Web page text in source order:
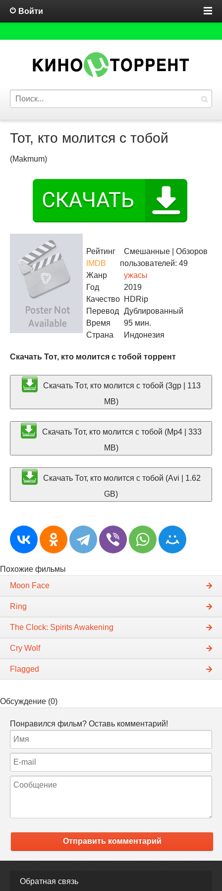
Войти
Тот, кто молится с тобой
(Makmum)
Рейтинг
IMDB
Смешанные | Обзоров
пользователей: 49
Жанр
ужасы
Год
2019
Качество HDRip
Перевод
Дублированный
Время
95 мин.
Страна
Индонезия
Скачать Тот, кто молится с тобой торрент
Скачать Тот, кто молится с тобой (3gp | 113
MB)
Скачать Тот, кто молится с тобой (Mp4 | 333
MB)
Скачать Тот, кто молится с тобой (Avi | 1.62
GB)
Похожие фильмы
Moon Face
Ring
The Clock: Spirits Awakening
Cry Wolf
Flagged
Обсуждение (0)
Понравился фильм? Оставь комментарий!
Отправить комментарий
Обратная связь